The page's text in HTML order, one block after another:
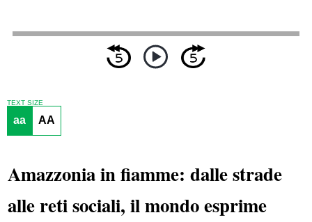
TEXT SIZE
aa AA
Amazzonia in fiamme: dalle strade
alle reti sociali, il mondo esprime